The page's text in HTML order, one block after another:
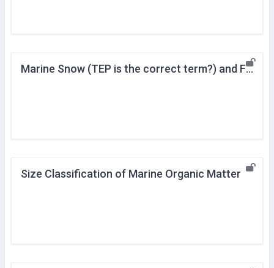
Marine Snow (TEP is the correct term?) and Feeding of Eel Larvae
Size Classification of Marine Organic Matter